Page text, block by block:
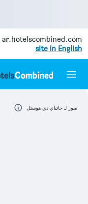
ar.hotelscombined.com
site in English
صور لـ حاتياي دي هوستل